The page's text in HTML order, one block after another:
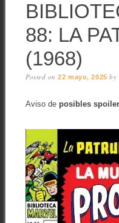
88: LA
(1968)
Posted on22 mayo, 2025 by
Aviso de posibles